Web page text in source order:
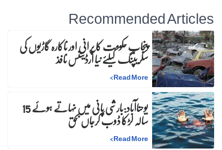
Recommended Articles
پنجاب حکومت کا پرانی اور ناکارہ گاڑیوں کی
سکریپنگ کیلئے نیا آرڈیننس نافذ
Read More
>
یوحناآباد:بارشی پانی میں نہاتے ہوئے 15 سالہ لڑکا ڈوب کرجاں بحق
Read More
>